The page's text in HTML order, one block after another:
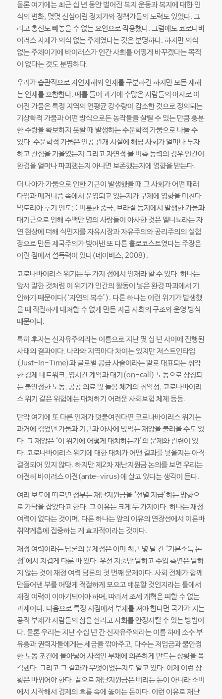
물론 여기에는 최근 십 년 동안 벌어진 복지 운동과 복지에 대한 인
식의 변화, 몇몇 신심어린 정치가와 정책가들의 노력도 있었다. 그
리고 총선도 빼놓을 수 없는 요인으로 작용했다. 그럼에도 코로나바
이러스 자체가 의식 없는 주체였다는 것은 분명하다. 하지만 의식
없는 주체이기에 바이러스가 인간 사회를 어떻게 바꾸겠다는 목적
이 없다는 것도 분명하다.
우리가 습관적으로 자연재해와 인재를 구분하긴 하지만 모든 재해
는 인재를 포함한다. 예를 들어 과거에 수많은 사람들의 아사로 이
어진 가뭄은 특정 지역의 연평균 강수량이 감소한 것으로 정의되는
기상학적 가뭄과 어떤 방식으로든 농작물을 살릴 수 있는 만큼 충분
한 수량을 확보하지 못할 때 발생하는 수문학적 가뭄으로 나눌 수
있다. 수문학적 가뭄은 인공 관개 시설에 해당 사회가 얼마나 투자
하고 관심을 기울였는지 그리고 자연적 물 비축 능력의 경우 인간이
환경을 얼마나 파괴했는지 아니면 보존했는지에 영향을 받는다.
더 나아가 가뭄으로 인한 기근이 발생했을 때 그 사회가 어떤 패러
다임과 메커니즘 속에서 운영되고 있는지가 구제에 영향을 미친다.
빅토리아 후기 인도를 비롯한 중국, 브라질 등지에서 발생한 가뭄과
대기근으로 인해 수백만 명의 사람들이 아사한 것은 엘니뇨라는 자
연 현상에 더해 식민지를 자유시장과 자유주의와 공리주의의 실험
장으로 만든 제국주의가 빚어낸 또 다른 홀로코스트였다는 주장은
이런 점에서 설득력이 있다(데이비스, 2008).
코로나바이러스 위기는 두 가지 점에서 인재라 할 수 있다. 하나는
앞서 말한 것처럼 이 위기가 인간의 활동이 낳은 환경 파괴에서 기
인하기 때문이다(‘자연의 복수’). 다른 하나는 이런 위기가 발생했
을 때 적절하게 대처할 수 없게 만든 지금 사회의 구조와 운영 방식
때문이다.
특히 후자는 신자유주의라는 이름으로 지난 몇 십 년 사이에 진행된
사태의 결과이다. 나라와 지역마다 차이는 있지만 저스트인타임
(Just-In-Time)과 글로벌 공급 사슬이라는 말로 대표되는 취약
한 경제 네트워크, 영시간 계약과 대기(on-call) 노동으로 상징되
는 불안정한 노동, 공공 의료 및 돌봄 체계의 취약성, 코로나바이러
스 위기 같은 위험에는 대처하기 어려운 사회보험 체제 등등.
만약 여기에 또 다른 인재가 덧붙여진다면 코로나바이러스 위기는
과거에 겪었던 가뭄과 기근과 아사에 맞먹는 재앙을 불러올 수도 있
다. 그 재앙은 ‘이 위기에 어떻게 대처하는가’의 문제와 관련이 있
다. 코로나바이러스 위기에 대한 대처가 어떤 결과를 낳을지는 아직
결정되어 있지 않다. 하지만 제2차 재난지원금 논의를 보면 우리는
여전히 바이러스 이전(ante-virus)에 살고 있다는 생각이 든다.
여러 보도에 따르면 정부는 재난지원금을 ‘선별 지급’하는 방향으
로 가닥을 잡았다고 한다. 그 이유는 크게 두 가지이다. 하나는 재정
여력이 없다는 것이며, 다른 하나는 앞의 이유의 연장선에서 이른바
취약계층에 집중하는 게 효과적이라는 것이다.
재정 여력이라는 담론의 문제점은 이미 최근 몇 달 간 ‘기본소득 논
쟁’에서 지겹게 다룬 바 있다. 우선 지출만 말하고 수입 측면은 말하
지 않는 것이 재정 여력 담론의 첫 번째 문제이다. 사회 전체가 함께
만들어낸 부를 어떻게 적절하게 모으고 배분할 것인지라는 틀에서
재정 여력이 이야기되어야 하며, 따라서 조세 개혁은 피할 수 없는
과제이다. 다음으로 특정 시점에서 부채를 져야 한다면 국가가 지는
공적 부채가 사람들의 삶을 살리고 사회를 안정시킬 수 있는 방법이
다. 물론 우리는 지난 수십 년 간 신자유주의라는 이름 하에 소수 부
유층과 권력자들에게는 세금을 깎아주고, 다수는 저임금과 불안정
한 노동 조건에 몰아넣어 사적인 부채에 의존하게 만드는 상황을 목
격했다. 그리고 그 결과가 무엇이었는지도 알고 있다. 이제 이런 상
황은 바뀌어야 한다. 끝으로 재난지원금은 버리는 돈이 아니라 소비
에서 시작해서 경제의 흐름 속에 놓이는 돈이다. 이런 이유로 재난